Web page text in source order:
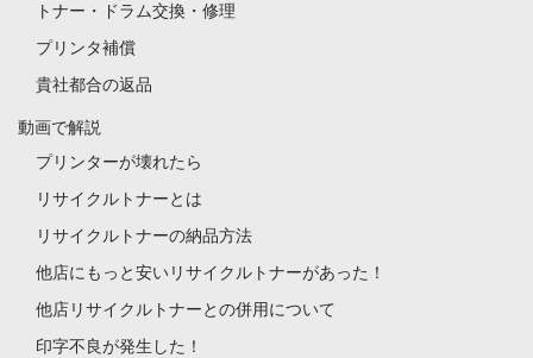
トナー・ドラム交換・修理
プリンタ補償
貴社都合の返品
動画で解説
プリンターが壊れたら
リサイクルトナーとは
リサイクルトナーの納品方法
他店にもっと安いリサイクルトナーがあった！
他店リサイクルトナーとの併用について
印字不良が発生した！